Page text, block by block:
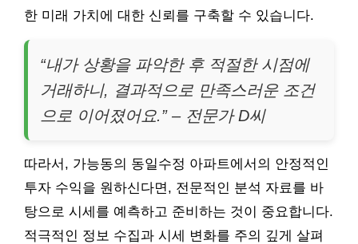
한 미래 가치에 대한 신뢰를 구축할 수 있습니다.
“내가 상황을 파악한 후 적절한 시점에
거래하니, 결과적으로 만족스러운 조건
으로 이어졌어요.” – 전문가 D씨
따라서, 가능동의 동일수정 아파트에서의 안정적인
투자 수익을 원하신다면, 전문적인 분석 자료를 바
탕으로 시세를 예측하고 준비하는 것이 중요합니다.
적극적인 정보 수집과 시세 변화를 주의 깊게 살펴